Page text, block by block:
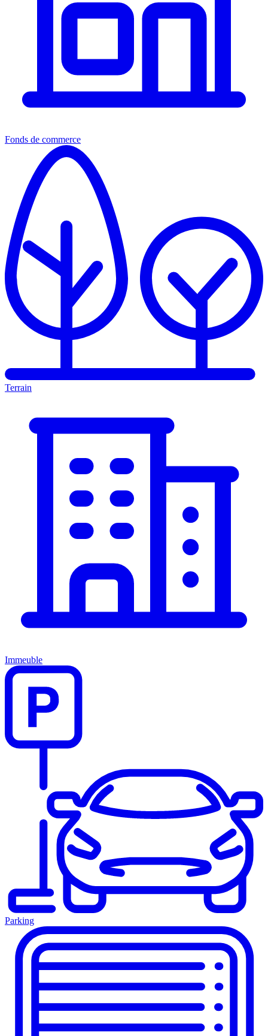
Fonds de commerce
Terrain
Immeuble
Parking